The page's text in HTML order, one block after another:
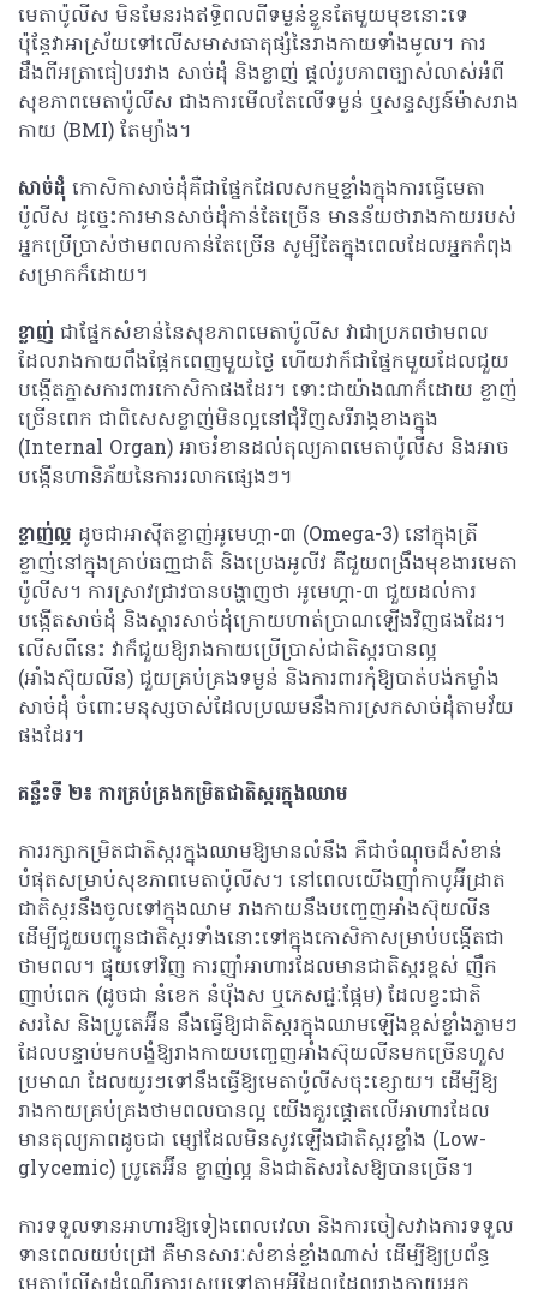
មេតាប៉ូលីស មិនមែនរងឥទ្ធិពលពីទម្ងន់ខ្លួនតែមួយមុខនោះទេ
ប៉ុន្តែវាអាស្រ័យទៅលើសមាសធាតុផ្សំនៃរាងកាយទាំងមូល។ ការ
ដឹងពីអត្រាធៀបរវាង សាច់ដុំ និងខ្លាញ់ ផ្តល់រូបភាពច្បាស់លាស់អំពី
សុខភាពមេតាប៉ូលីស ជាងការមើលតែលើទម្ងន់ ឬសន្ទស្សន៍ម៉ាសរាង
កាយ (BMI) តែម្យ៉ាង។
សាច់ដុំ កោសិកាសាច់ដុំគឺជាផ្នែកដែលសកម្មខ្លាំងក្នុងការធ្វើមេតា
ប៉ូលីស ដូច្នេះការមានសាច់ដុំកាន់តែច្រើន មានន័យថារាងកាយរបស់
អ្នកប្រើប្រាស់ថាមពលកាន់តែច្រើន សូម្បីតែក្នុងពេលដែលអ្នកកំពុង
សម្រាកក៏ដោយ។
ខ្លាញ់ ជាផ្នែកសំខាន់នៃសុខភាពមេតាប៉ូលីស វាជាប្រភពថាមពល
ដែលរាងកាយពឹងផ្អែកពេញមួយថ្ងៃ ហើយវាក៏ជាផ្នែកមួយ​ដែលជួយ
បង្កើតភ្នាសការពារកោសិកាផងដែរ។ ទោះជាយ៉ាងណាក៏ដោយ ខ្លាញ់
ច្រើនពេក ជាពិសេសខ្លាញ់មិនល្អនៅជុំវិញសរីរាង្គខាងក្នុង
(Internal Organ) អាចរំខានដល់តុល្យភាពមេតាប៉ូលីស និងអាច
បង្កើនហានិភ័យនៃការរលាកផ្សេងៗ។
ខ្លាញ់ល្អ ដូចជាអាស៊ីតខ្លាញ់អូមេហ្គា-៣ (Omega-3) នៅក្នុងត្រី
ខ្លាញ់នៅក្នុងគ្រាប់ធញ្ញជាតិ និងប្រេងអូលីវ គឺជួយពង្រឹងមុខងារមេតា
ប៉ូលីស។ ការស្រាវជ្រាវបានបង្ហាញថា អូមេហ្គា-៣ ជួយដល់ការ
បង្កើតសាច់ដុំ និងស្តារសាច់ដុំក្រោយហាត់ប្រាណឡើងវិញផងដែរ។
លើសពីនេះ វាក៏ជួយឱ្យរាងកាយប្រើប្រាស់ជាតិស្ករបានល្អ
(អាំងស៊ុយលីន) ជួយគ្រប់គ្រងទម្ងន់ និងការពារកុំឱ្យបាត់បង់កម្លាំង
សាច់ដុំ ចំពោះមនុស្សចាស់ដែលប្រឈមនឹងការស្រកសាច់ដុំតាមវ័យ
ផងដែរ។
គន្លឹះទី ២៖ ការគ្រប់គ្រងកម្រិតជាតិស្ករក្នុងឈាម
ការរក្សាកម្រិតជាតិស្ករក្នុងឈាមឱ្យមានលំនឹង គឺជាចំណុចដ៏សំខាន់
បំផុតសម្រាប់សុខភាពមេតាប៉ូលីស។ នៅពេលយើងញ៉ាំកាបូអ៊ីដ្រាត
ជាតិស្ករនឹងចូលទៅក្នុងឈាម រាងកាយនឹងបញ្ចេញអាំងស៊ុយលីន
ដើម្បីជួយបញ្ជូនជាតិស្ករទាំងនោះទៅក្នុងកោសិកាសម្រាប់បង្កើតជា
ថាមពល។ ផ្ទុយទៅវិញ ការញ៉ាំអាហារដែលមានជាតិស្ករខ្ពស់ ញឹក
ញាប់ពេក (ដូចជា នំខេក នំបុ័ងស ឬភេសជ្ជៈផ្អែម) ដែលខ្វះជាតិ
សរសៃ និងប្រូតេអ៊ីន នឹងធ្វើឱ្យជាតិស្ករក្នុងឈាមឡើងខ្ពស់ខ្លាំងភ្លាមៗ
ដែលបន្ទាប់មកបង្ខំឱ្យរាងកាយបញ្ចេញអាំងស៊ុយលីនមកច្រើនហួស
ប្រមាណ ដែលយូរៗទៅនឹងធ្វើឱ្យមេតាប៉ូលីសចុះខ្សោយ។ ដើម្បីឱ្យ
រាងកាយគ្រប់គ្រងថាមពលបានល្អ យើងគួរផ្តោតលើអាហារដែល
មានតុល្យភាពដូចជា ម្សៅដែលមិនសូវឡើងជាតិស្ករខ្លាំង (Low-
glycemic) ប្រូតេអ៊ីន ខ្លាញ់ល្អ និងជាតិសរសៃឱ្យបានច្រើន។
ការទទួលទានអាហារឱ្យទៀងពេលវេលា និងការចៀសវាងការទទួល
ទានពេលយប់ជ្រៅ គឺមានសារៈសំខាន់ខ្លាំងណាស់ ដើម្បីឱ្យប្រព័ន្ធ